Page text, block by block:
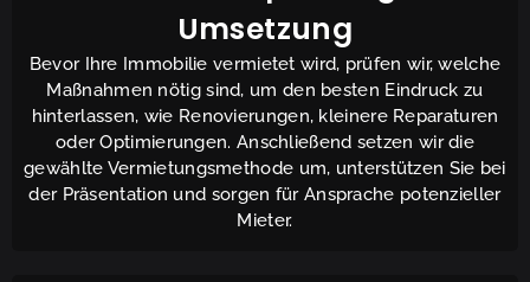
Umsetzung
Bevor Ihre Immobilie vermietet wird, prüfen wir, welche
Maßnahmen nötig sind, um den besten Eindruck zu
hinterlassen, wie Renovierungen, kleinere Reparaturen
oder Optimierungen. Anschließend setzen wir die
gewählte Vermietungsmethode um, unterstützen Sie bei
der Präsentation und sorgen für Ansprache potenzieller
Mieter.